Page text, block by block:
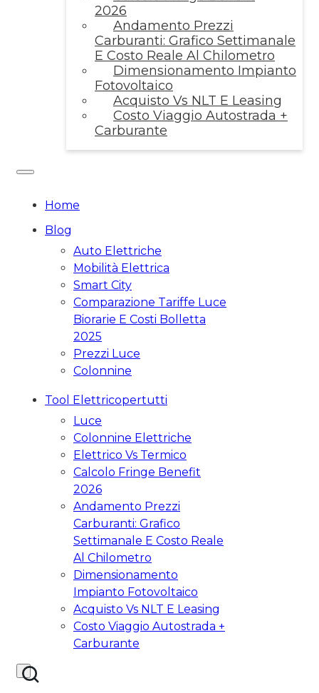
2026
Andamento Prezzi
Carburanti: Grafico Settimanale
E Costo Reale Al Chilometro
Dimensionamento Impianto
Fotovoltaico
Acquisto Vs NLT E Leasing
Costo Viaggio Autostrada +
Carburante
Home
Blog
Auto Elettriche
Mobilità Elettrica
Smart City
Comparazione Tariffe Luce
Biorarie E Costi Bolletta
2025
Prezzi Luce
Colonnine
Tool Elettricopertutti
Luce
Colonnine Elettriche
Elettrico Vs Termico
Calcolo Fringe Benefit
2026
Andamento Prezzi
Carburanti: Grafico
Settimanale E Costo Reale
Al Chilometro
Dimensionamento
Impianto Fotovoltaico
Acquisto Vs NLT E Leasing
Costo Viaggio Autostrada +
Carburante